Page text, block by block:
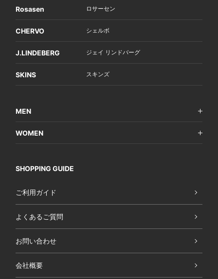
Rosasen ロサーセン
CHERVO シェルボ
J.LINDEBERG ジェイ リンドバーグ
SKINS スキンズ
MEN
WOMEN
SHOPPING GUIDE
ご利用ガイド
よくあるご質問
お問い合わせ
会社概要